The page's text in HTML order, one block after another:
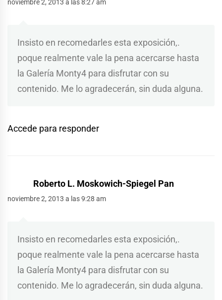
noviembre 2, 2013 a las 8:27 am
Insisto en recomedarles esta exposición,.
poque realmente vale la pena acercarse hasta
la Galería Monty4 para disfrutar con su
contenido. Me lo agradecerán, sin duda alguna.
Accede para responder
Roberto L. Moskowich-Spiegel Pan
noviembre 2, 2013 a las 9:28 am
Insisto en recomedarles esta exposición,.
poque realmente vale la pena acercarse hasta
la Galería Monty4 para disfrutar con su
contenido. Me lo agradecerán, sin duda alguna.